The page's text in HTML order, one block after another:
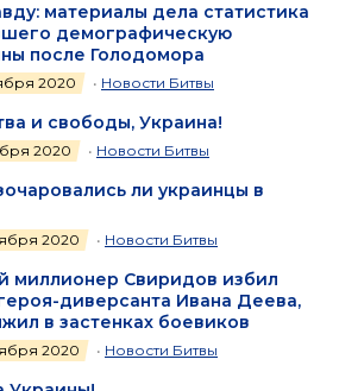
материалы дела статистика
демографическую
после Голодомора
2020 • Новости Битвы
и свободы, Украина!
2020 • Новости Битвы
ли украинцы в
2020 • Новости Битвы
миллионер Свиридов избил
диверсанта Ивана Деева,
в застенках боевиков
2020 • Новости Битвы